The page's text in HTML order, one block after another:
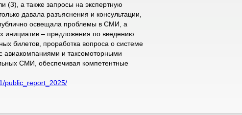
(3), а также запросы на экспертную
давала разъяснения и консультации,
освещала проблемы в СМИ, а
инициатив – предложения по введению
билетов, проработка вопроса о системе
и таксомоторными
СМИ, обеспечивая компетентные
public_report_2025/